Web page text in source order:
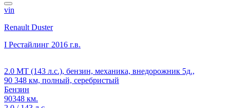
vin
Renault Duster
I Рестайлинг 2016 г.в.
2.0 MT (143 л.с.), бензин, механика, внедорожник 5д.,
90 348 км, полный, серебристый
Бензин
90348 км.